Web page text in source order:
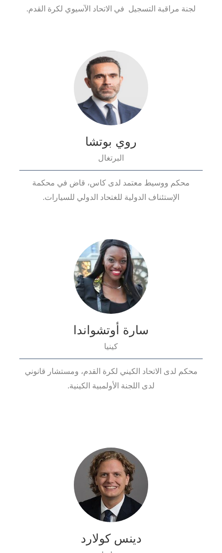
لجنة مراقبة التسجيل في الاتحاد الآسيوي لكرة القدم.
روي بوتشا
البرتغال
محكم ووسيط معتمد لدى كاس، قاض في محكمة
الإستئناف الدولية للغتحاد الدولي للسيارات.
سارة أوتشواندا
كينيا
محكم لدى الاتحاد الكيني لكرة القدم، ومستشار قانوني
لدى اللجنة الأولمبية الكينية.
دينس كولارد